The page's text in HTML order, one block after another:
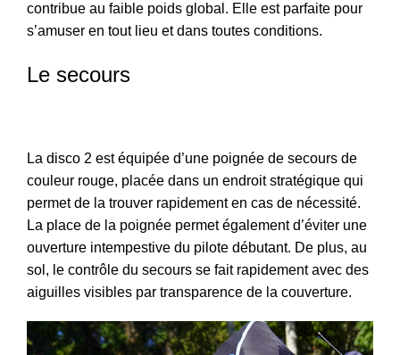
contribue au faible poids global. Elle est parfaite pour
s’amuser en tout lieu et dans toutes conditions.
Le secours
La disco 2 est équipée d’une poignée de secours de
couleur rouge, placée dans un endroit stratégique qui
permet de la trouver rapidement en cas de nécessité.
La place de la poignée permet également d’éviter une
ouverture intempestive du pilote débutant. De plus, au
sol, le contrôle du secours se fait rapidement avec des
aiguilles visibles par transparence de la couverture.